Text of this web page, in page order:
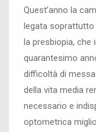
Quest’anno la
legata soprattutto
la presbiopia, che
quarantesimo
difficoltà di
della vita media
necessario e
optometrica